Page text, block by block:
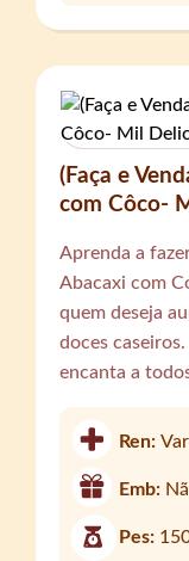
(Faça e
com Côco-
Aprenda a
Abacaxi com
quem deseja
doces
encanta a
Ren:
Emb:
Pes: